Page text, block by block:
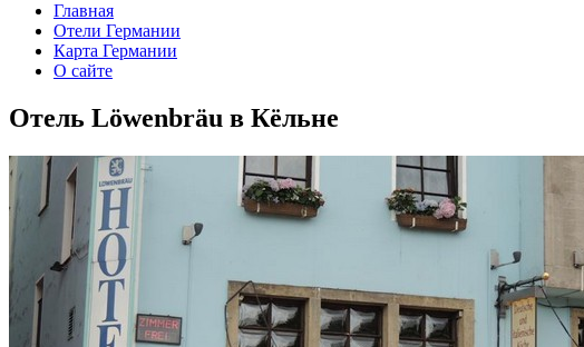
Главная
Отели Германии
Карта Германии
О сайте
Отель Löwenbräu в Кёльне